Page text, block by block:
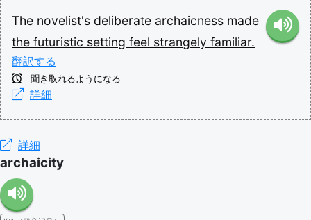
The novelist's deliberate archaicness made
the futuristic setting feel strangely familiar.
翻訳する
聞き取れるようになる
詳細
詳細
archaicity